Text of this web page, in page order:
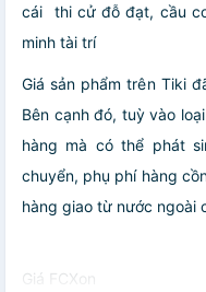
cái thi cử đỗ đạt, cầu
minh tài trí
Giá sản phẩm trên Tiki
Bên cạnh đó, tuỳ vào
hàng mà có thể phát
chuyển, phụ phí hàng
hàng giao từ nước ngoài
Giá FCXon